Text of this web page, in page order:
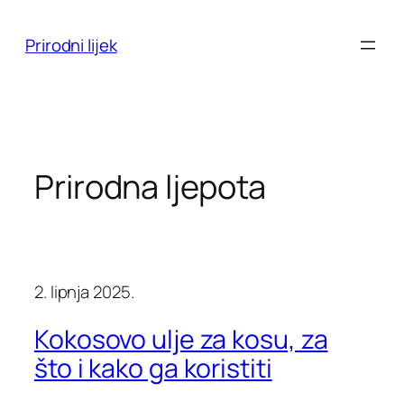
Prirodni lijek
Prirodna ljepota
2. lipnja 2025.
Kokosovo ulje za kosu, za
što i kako ga koristiti